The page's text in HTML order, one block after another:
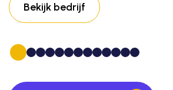
Bekijk bedrijf